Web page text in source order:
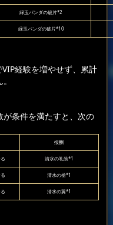
緑玉パンダの破片*2
緑玉パンダの破片*10
経験を増やせず、累計
条件を満たすと、次の
报酬
清水の礼装*1
清水の槍*1
清水の翼*1